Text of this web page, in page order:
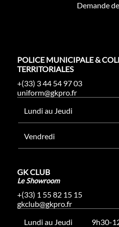
Demande
POLICE MUNICIPALE &
TERRITORIALES
+(33) 3 44 54 97 03
uniform@gkpro.fr
Lundi au Jeudi
Vendredi
GK CLUB
Le Showroom
+(33) 1 55 82 15 15
gkclub@gkpro.fr
Lundi au Jeudi
9h30-